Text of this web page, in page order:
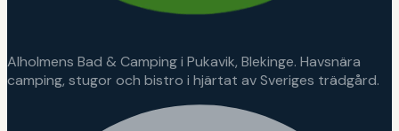
Alholmens Bad & Camping i Pukavik, Blekinge. Havsnära
camping, stugor och bistro i hjärtat av Sveriges trädgård.